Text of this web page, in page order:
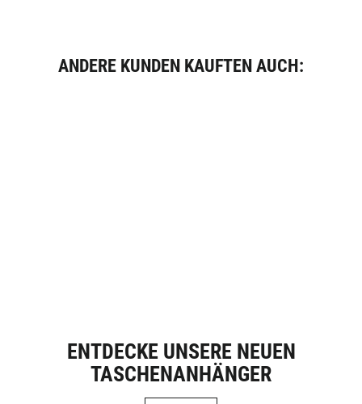
ANDERE KUNDEN KAUFTEN AUCH:
ENTDECKE UNSERE NEUEN
TASCHENANHÄNGER